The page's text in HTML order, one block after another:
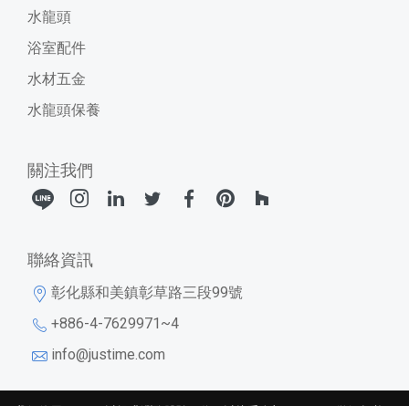
水龍頭
浴室配件
水材五金
水龍頭保養
關注我們
聯絡資訊
彰化縣和美鎮彰草路三段99號
+886-4-7629971~4
info@justime.com